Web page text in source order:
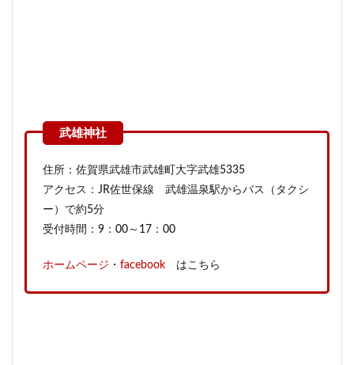
住所：佐賀県武雄市武雄町大字武雄5335
アクセス：JR佐世保線 武雄温泉駅からバス（タクシ
ー）で約5分
受付時間：9：00～17：00
ホームページ ・ facebook はこちら